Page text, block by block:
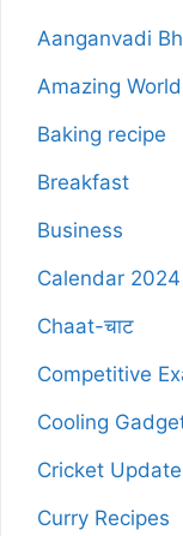
Aanganvadi
Amazing World
Baking recipe
Breakfast
Business
Calendar 2024
Chaat-चाट
Competitive
Cooling
Cricket Update
Curry Recipes